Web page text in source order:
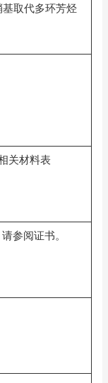
取代多环芳烃
关材料表
参阅证书。